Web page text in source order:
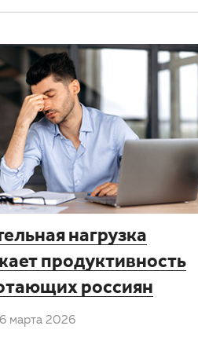
нагрузка
продуктивность
россиян
марта 2026